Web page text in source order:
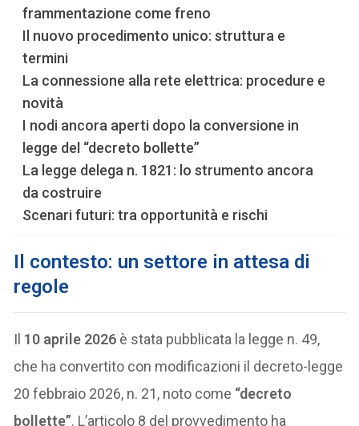
frammentazione come freno
Il nuovo procedimento unico: struttura e
termini
La connessione alla rete elettrica: procedure e
novità
I nodi ancora aperti dopo la conversione in
legge del “decreto bollette”
La legge delega n. 1821: lo strumento ancora
da costruire
Scenari futuri: tra opportunità e rischi
Il contesto: un settore in attesa di
regole
Il 10 aprile 2026 è stata pubblicata la legge n. 49,
che ha convertito con modificazioni il decreto-legge
20 febbraio 2026, n. 21, noto come “decreto
bollette”. L’articolo 8 del provvedimento ha